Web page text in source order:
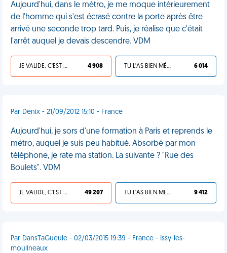
Aujourd'hui, dans le métro, je me moque intérieurement
de l'homme qui s'est écrasé contre la porte après être
arrivé une seconde trop tard. Puis, je réalise que c'était
l'arrêt auquel je devais descendre. VDM
JE VALIDE, C'EST UNE VDM 4 908 TU L'AS BIEN MÉRITÉ 6 014
Par Denix - 21/09/2012 15:10 - France
Aujourd'hui, je sors d'une formation à Paris et reprends le
métro, auquel je suis peu habitué. Absorbé par mon
téléphone, je rate ma station. La suivante ? "Rue des
Boulets". VDM
JE VALIDE, C'EST UNE VDM 49 207 TU L'AS BIEN MÉRITÉ 9 412
Par DansTaGueule - 02/03/2015 19:39 - France - Issy-les-
moulineaux